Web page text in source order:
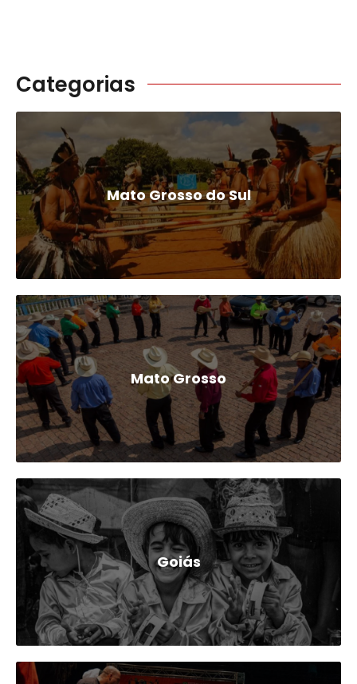
Categorias
Mato Grosso do Sul
Mato Grosso
Goiás